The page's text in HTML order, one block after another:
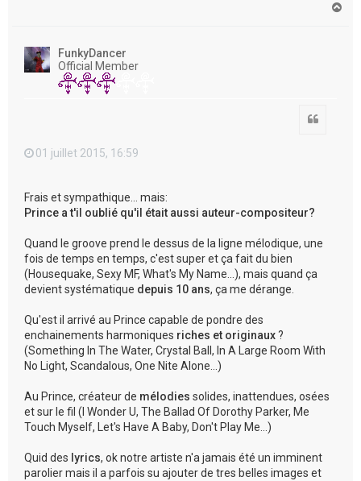
FunkyDancer
Official Member
01 juillet 2015, 16:59
Frais et sympathique... mais:
Prince a t'il oublié qu'il était aussi auteur-compositeur?
Quand le groove prend le dessus de la ligne mélodique, une
fois de temps en temps, c'est super et ça fait du bien
(Housequake, Sexy MF, What's My Name...), mais quand ça
devient systématique depuis 10 ans, ça me dérange.
Qu'est il arrivé au Prince capable de pondre des
enchainements harmoniques riches et originaux?
(Something In The Water, Crystal Ball, In A Large Room With
No Light, Scandalous, One Nite Alone...)
Au Prince, créateur de mélodies solides, inattendues, osées
et sur le fil (I Wonder U, The Ballad Of Dorothy Parker, Me
Touch Myself, Let's Have A Baby, Don't Play Me...)
Quid des lyrics, ok notre artiste n'a jamais été un imminent
parolier mais il a parfois su ajouter de tres belles images et